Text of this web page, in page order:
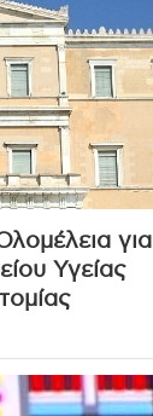
για
Υγείας